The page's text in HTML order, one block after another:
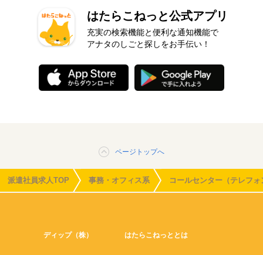
はたらこねっと公式アプリ
充実の検索機能と便利な通知機能で
アナタのしごと探しをお手伝い！
ページトップへ
派遣社員求人TOP 事務・オフィス系 コールセンター（テレフ
ディップ（株） はたらこねっととは